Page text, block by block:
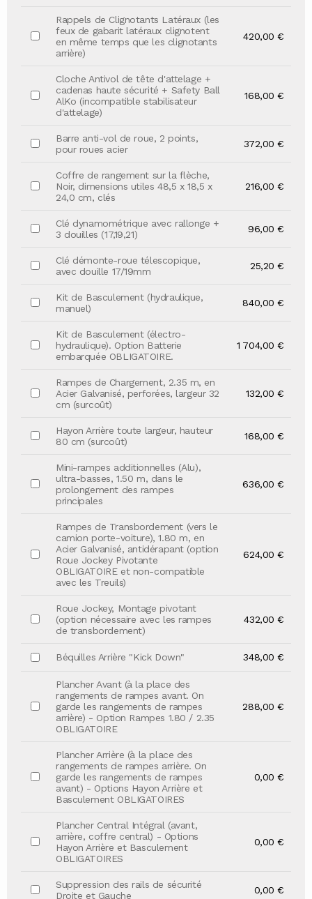
Rappels de Clignotants Latéraux (les
feux de gabarit latéraux clignotent
en même temps que les clignotants
arrière)
420,00 €
Cloche Antivol de tête d'attelage +
cadenas haute sécurité + Safety Ball
AlKo (incompatible stabilisateur
d'attelage)
168,00 €
Barre anti-vol de roue, 2 points,
pour roues acier
372,00 €
Coffre de rangement sur la flèche,
Noir, dimensions utiles 48,5 x 18,5 x
24,0 cm, clés
216,00 €
Clé dynamométrique avec rallonge +
3 douilles (17,19,21)
96,00 €
Clé démonte-roue télescopique,
avec douille 17/19mm
25,20 €
Kit de Basculement (hydraulique,
manuel)
840,00 €
Kit de Basculement (électro-
hydraulique). Option Batterie
embarquée OBLIGATOIRE.
1 704,00 €
Rampes de Chargement, 2.35 m, en
Acier Galvanisé, perforées, largeur 32
cm (surcoût)
132,00 €
Hayon Arrière toute largeur, hauteur
80 cm (surcoût)
168,00 €
Mini-rampes additionnelles (Alu),
ultra-basses, 1.50 m, dans le
prolongement des rampes
principales
636,00 €
Rampes de Transbordement (vers le
camion porte-voiture), 1.80 m, en
Acier Galvanisé, antidérapant (option
Roue Jockey Pivotante
OBLIGATOIRE et non-compatible
avec les Treuils)
624,00 €
Roue Jockey, Montage pivotant
(option nécessaire avec les rampes
de transbordement)
432,00 €
Béquilles Arrière "Kick Down" 348,00 €
Plancher Avant (à la place des
rangements de rampes avant. On
garde les rangements de rampes
arrière) - Option Rampes 1.80 / 2.35
OBLIGATOIRE
288,00 €
Plancher Arrière (à la place des
rangements de rampes arrière. On
garde les rangements de rampes
avant) - Options Hayon Arrière et
Basculement OBLIGATOIRES
0,00 €
Plancher Central Intégral (avant,
arrière, coffre central) - Options
Hayon Arrière et Basculement
OBLIGATOIRES
0,00 €
Suppression des rails de sécurité
Droite et Gauche
0,00 €